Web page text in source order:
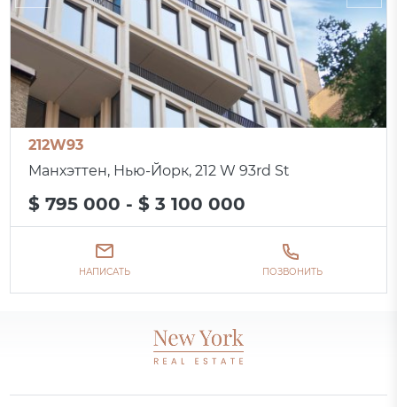
212W93
Манхэттен, Нью-Йорк, 212 W 93rd St
$ 795 000 - $ 3 100 000
НАПИСАТЬ ПОЗВОНИТЬ